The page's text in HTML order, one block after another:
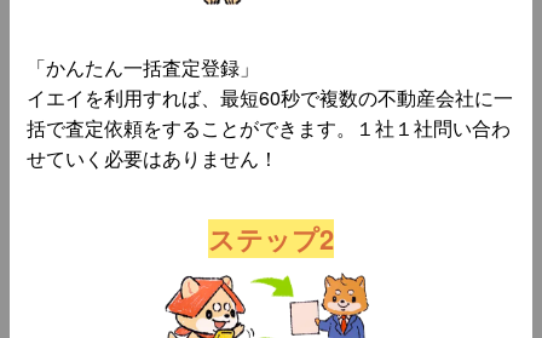
「かんたん一括査定登録」
イエイを利用すれば、最短60秒で複数の不動産会社に一
括で査定依頼をすることができます。１社１社問い合わ
せていく必要はありません！
ステップ2